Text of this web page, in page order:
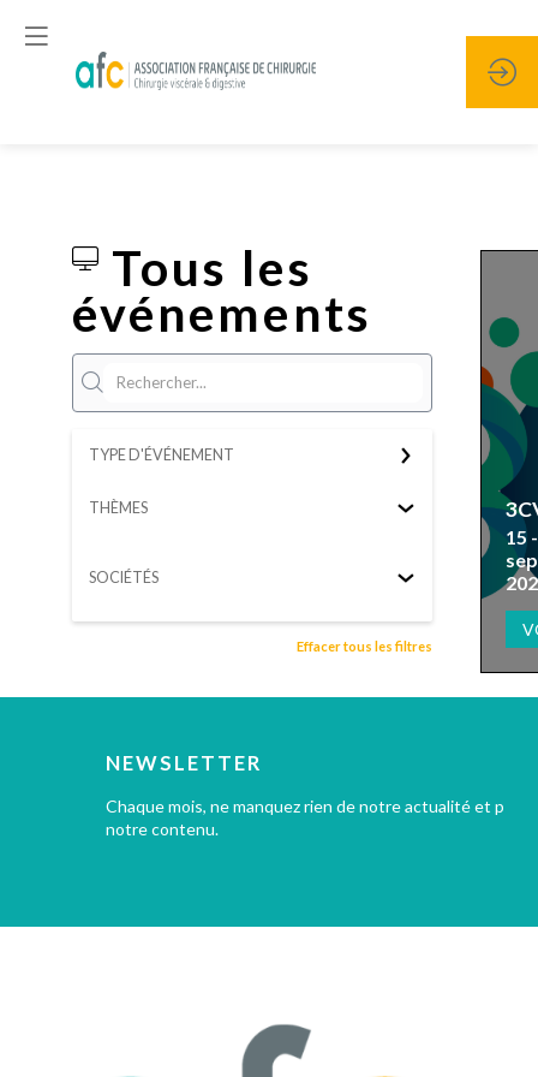
Tous les
événements
TYPE D'ÉVÉNEMENT
THÈMES
SOCIÉTÉS
Effacer tous les filtres
15
NEWSLETTER
Chaque mois, ne manquez rien de notre actualité et
notre contenu.